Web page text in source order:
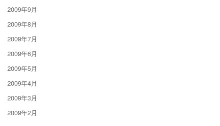
2009年9月
2009年8月
2009年7月
2009年6月
2009年5月
2009年4月
2009年3月
2009年2月